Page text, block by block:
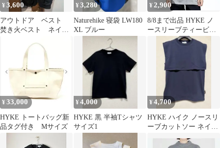
¥3,600
アウトドア ベスト
焚き火ベスト ネイチ
¥3,280
Naturehike 寝袋 LW180
XL ブルー
¥2,900
8/8まで出品 HYKE ノ
ースリーブティービッ
グフィット
¥ 33,000
HYKE トートバッグ新
品タグ付き Mサイズ
¥4,000
HYKE 黒 半袖Tシャツ
サイズ1
¥4,700
HYKE ハイク ノースリ
ーブカットソー ネイビ